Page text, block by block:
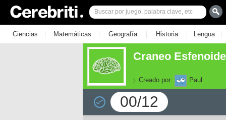
Ciencias | Matemáticas | Geografía | Historia | Lengua |
Craneo
Creado por: Paul
00/12